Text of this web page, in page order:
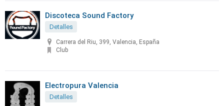
Discoteca Sound Factory
Detalles
Carrera del Riu, 399, Valencia, España
Club
Electropura Valencia
Detalles